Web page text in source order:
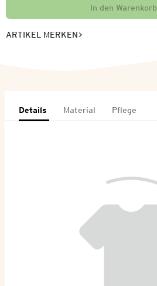
In den Warenkorb
ARTIKEL MERKEN
Details Material Pflege